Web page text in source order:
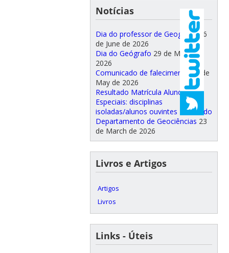
Notícias
Dia do professor de Geografia 26
de June de 2026
Dia do Geógrafo 29 de May de
2026
Comunicado de falecimento 26 de
May de 2026
Resultado Matrícula Alunos
Especiais: disciplinas
isoladas/alunos ouvintes 2026.1 do
Departamento de Geociências 23
de March de 2026
Livros e Artigos
Artigos
Livros
Links - Úteis